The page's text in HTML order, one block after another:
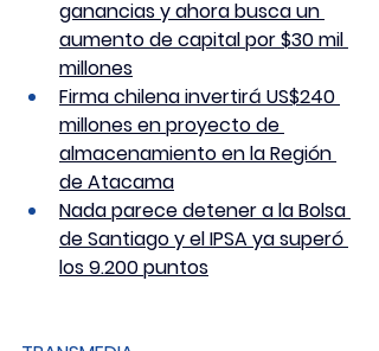
ganancias y ahora busca un
aumento de capital por $30 mil
millones
Firma chilena invertirá US$240
millones en proyecto de
almacenamiento en la Región
de Atacama
Nada parece detener a la Bolsa
de Santiago y el IPSA ya superó
los 9.200 puntos